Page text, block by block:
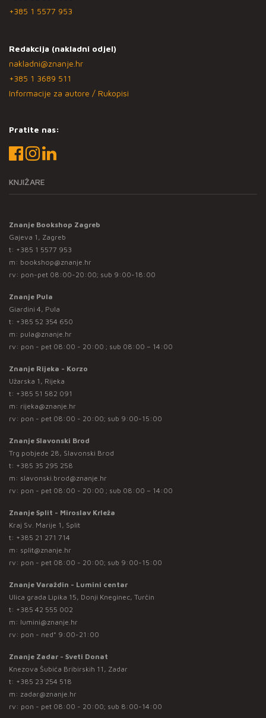
+385 1 5577 953
Redakcija (nakladni odjel)
nakladni@znanje.hr
+385 1 3689 511
Informacije za autore / Rukopisi
Pratite nas:
KNJIŽARE
Znanje Bookshop Zagreb
Gajeva 1, Zagreb
t: +385 1 5577 953
m: bookshop@znanje.hr
rv: pon-pet 08:00-20:00; sub 9:00-18:00
Znanje Pula
Giardini 4, Pula
t: +385 52 354 650
m: pula@znanje.hr
rv: pon - pet 08:00 - 20:00 ; sub 08:00 – 14:00
Znanje Rijeka - Korzo
Užarska 1, Rijeka
t: +385 51 582 091
m: rijeka@znanje.hr
rv: pon - pet 08:00 - 20:00; sub 9:00-15:00
Znanje Slavonski Brod
Trg pobjede 28, Slavonski Brod
t: +385 35 295 258
m: slavonski.brod@znanje.hr
rv: pon - pet 08:00 - 20:00 ; sub 08:00 – 14:00
Znanje Split - Miroslav Krleža
Kraj Sv. Marije 1, Split
t: +385 21 271 714
m: split@znanje.hr
rv: pon - pet 08:00 - 20:00; sub 9:00-15:00
Znanje Varaždin - Lumini centar
Ulica grada Lipika 15, Donji Kneginec, Turčin
t: +385 42 555 002
m: lumini@znanje.hr
rv: pon - ned* 9:00-21:00
Znanje Zadar - Sveti Donat
Knezova Šubića Bribirskih 11, Zadar
t: +385 23 254 518
m: zadar@znanje.hr
rv: pon - pet 08:00 - 20:00; sub 8:00-14:00